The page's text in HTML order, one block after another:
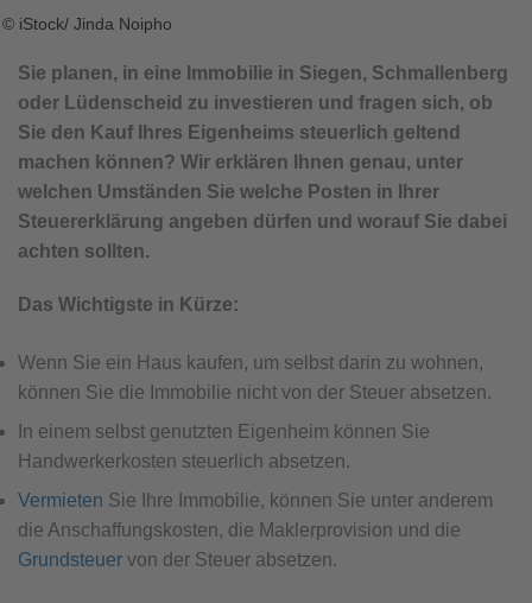
© iStock/ Jinda Noipho
Sie planen, in eine Immobilie in Siegen, Schmallenberg
oder Lüdenscheid zu investieren und fragen sich, ob
Sie den Kauf Ihres Eigenheims steuerlich geltend
machen können? Wir erklären Ihnen genau, unter
welchen Umständen Sie welche Posten in Ihrer
Steuererklärung angeben dürfen und worauf Sie dabei
achten sollten.
Das Wichtigste in Kürze:
Wenn Sie ein Haus kaufen, um selbst darin zu wohnen,
können Sie die Immobilie nicht von der Steuer absetzen.
In einem selbst genutzten Eigenheim können Sie
Handwerkerkosten steuerlich absetzen.
Vermieten Sie Ihre Immobilie, können Sie unter anderem
die Anschaffungskosten, die Maklerprovision und die
Grundsteuer von der Steuer absetzen.